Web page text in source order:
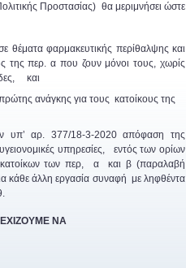
Προστασίας) θα μεριμνήσει ώστε
θέματα φαρμακευτικής περίθαλψης και
της περ. α που ζουν μόνοι τους, χωρίς
και
ανάγκης για τους κατοίκους της
υπ’ αρ. 377/18-3-2020 απόφαση της
υπηρεσίες, εντός των ορίων
κατοίκων των περ, α και β (παραλαβή
κάθε άλλη εργασία συναφή με ληφθέντα
ΝΑ